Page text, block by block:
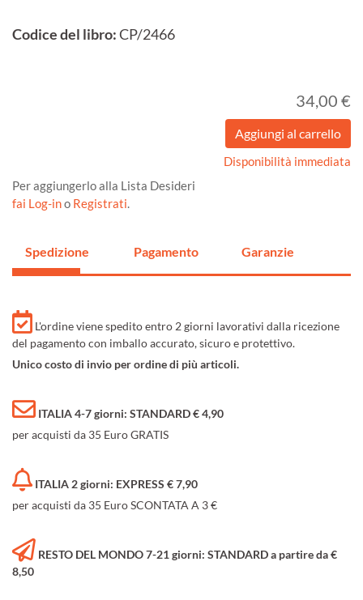
Codice del libro:CP/2466
34,00 €
Disponibilità immediata
Per aggiungerlo alla Lista Desideri
fai Log-ino Registrati.
Spedizione Pagamento Garanzie
L'ordine viene spedito entro 2 giorni lavorativi dalla ricezione
del pagamento con imballo accurato, sicuro e protettivo.
Unico costo di invio per ordine di più articoli.
ITALIA 4-7 giorni: STANDARD € 4,90
per acquisti da 35 Euro GRATIS
ITALIA 2 giorni: EXPRESS € 7,90
per acquisti da 35 Euro SCONTATA A 3 €
RESTO DEL MONDO 7-21 giorni: STANDARD a partire da €
8,50